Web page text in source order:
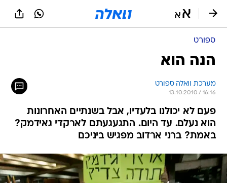
ספורט
הנה הוא
מערכת וואלה ספורט
13.10.2010 / 16:16
פעם לא יכולנו בלעדיו, אבל בשנתיים האחרונות
הוא נעלם. עד היום. התגעגעתם לארקדי גאידמק?
באמת? ברני ארדוב מפגיש ביניכם